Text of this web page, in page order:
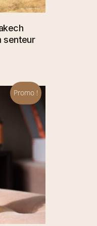
senteur
Promo !